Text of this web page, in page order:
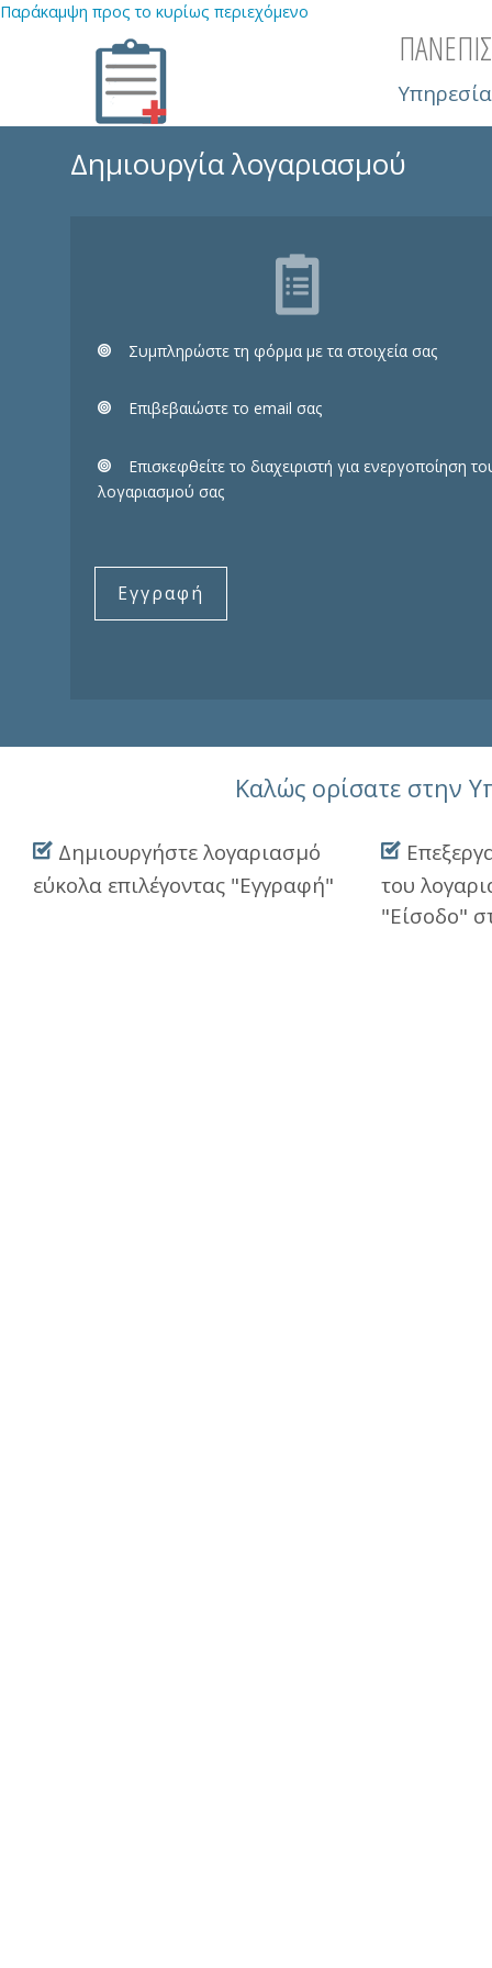
Παράκαμψη προς το κυρίως περιεχόμενο
Δημιουργία λογαριασμού
Συμπληρώστε τη φόρμα με τα στοιχεία σας
Eπιβεβαιώστε το email σας
Επισκεφθείτε το διαχειριστή για ενεργοποίηση
λογαριασμού σας
Εγγραφή
Καλώς ορίσατε στην
Δημιουργήστε λογαριασμό
εύκολα επιλέγοντας "Εγγραφή"
του
"Είσοδο"